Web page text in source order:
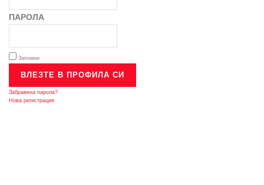
ПАРОЛА
Запомни
Забравена парола?
Нова регистрация